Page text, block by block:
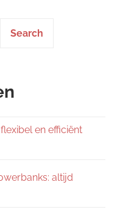
Search
en efficiënt
altijd